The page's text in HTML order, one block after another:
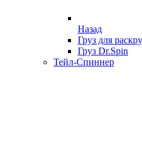
Назад
Груз для
Груз Dr.Spin
Тейл-Спиннер